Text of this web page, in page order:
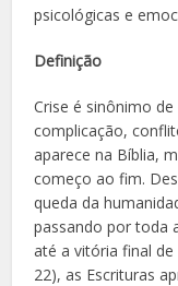
psicológicas e
Definição
Crise é sinônimo
complicação,
aparece na Bíblia,
começo ao fim.
queda da
passando por toda
até a vitória final
22), as Escrituras